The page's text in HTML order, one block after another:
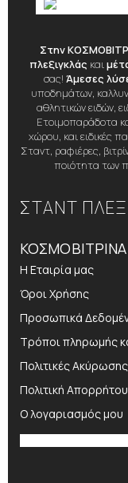
Στην
πλεξιγκλάς και
σας! Άμεσες
υποδημάτων,
αθλητικών ειδών,
Ετοιμοπαράδοτα
χώρου, και ειδικές
Σταντ, ραφιέρες,
ποιότητα των
ΣΤΑΝΤ
ΚΟΣΜΟΒΙΤΡΙΝΑ
Η Εταιρία μας
Όροι Χρήσης
Προσωπικά
Τρόποι πληρωμής
Πολιτικές
Πολιτική Απορρήτου
Ο λογαριασμός μου